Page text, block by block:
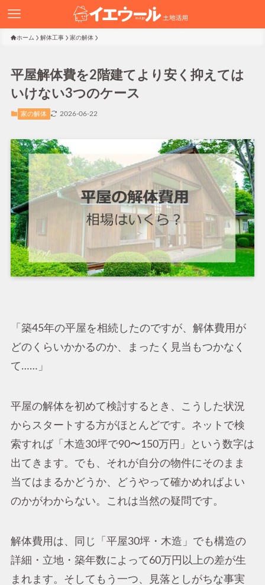
ホーム 解体工事 家の解体
平屋解体費を2階建てより安く抑えては
いけない3つのケース
家の解体 2026-06-22
「築45年の平屋を相続したのですが、解体費用が
どのくらいかかるのか、まったく見当もつかなく
て……」
平屋の解体を初めて検討するとき、こうした状況
からスタートする方がほとんどです。ネットで検
索すれば「木造30坪で90〜150万円」という数字は
出てきます。でも、それが自分の物件にそのまま
当てはまるかどうか、どうやって確かめればよい
のかがわからない。これは当然の疑問です。
解体費用は、同じ「平屋30坪・木造」でも構造の
詳細・立地・築年数によって60万円以上の差が生
まれます。そしてもう一つ、見落としがちな事実